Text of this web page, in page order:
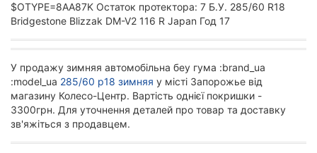
$OTYPE=8AA87K Остаток протектора: 7 Б.У. 285/60 R18
Bridgestone Blizzak DM-V2 116 R Japan Год 17
У продажу зимняя автомобільна беу гума :brand_ua
:model_ua 285/60 р18 зимняя у місті Запорожье від
магазину Колесо-Центр. Вартість однієї покришки -
3300грн. Для уточнення деталей про товар та доставку
зв'яжіться з продавцем.